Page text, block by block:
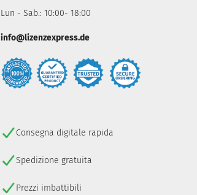
Lun - Sab.: 10:00- 18:00
info@lizenzexpress.de
Consegna digitale rapida
Spedizione gratuita
Prezzi imbattibili